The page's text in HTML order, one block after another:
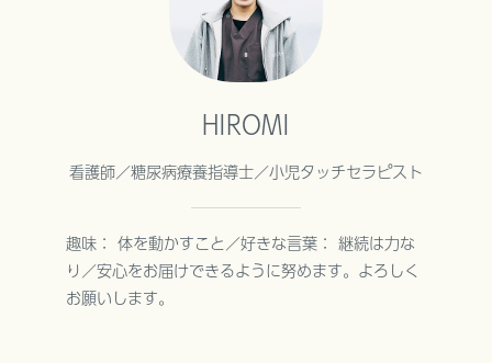
HIROMI
看護師／糖尿病療養指導士／小児タッチセラピスト
趣味： 体を動かすこと／好きな言葉： 継続は力な
り／安心をお届けできるように努めます。よろしく
お願いします。